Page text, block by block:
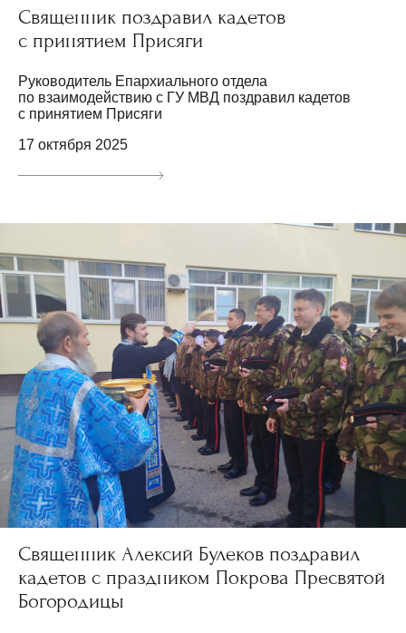
Священник поздравил кадетов
с принятием Присяги
Руководитель Епархиального отдела
по взаимодействию с ГУ МВД поздравил кадетов
с принятием Присяги
17 октября 2025
Священник Алексий Булеков поздравил
кадетов с праздником Покрова Пресвятой
Богородицы